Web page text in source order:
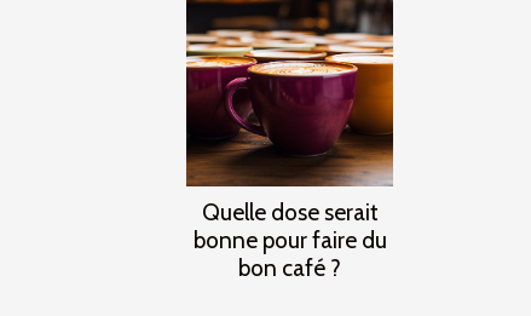
Quelle dose serait
bonne pour faire du
bon café ?